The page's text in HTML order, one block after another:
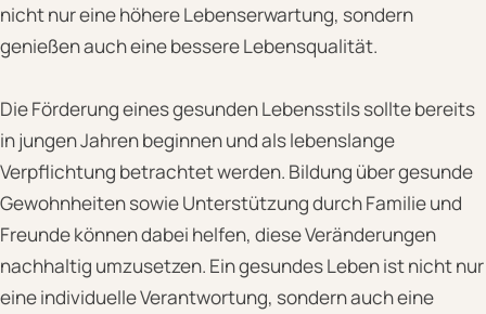
nicht nur eine höhere Lebenserwartung, sondern
genießen auch eine bessere Lebensqualität.
Die Förderung eines gesunden Lebensstils sollte bereits
in jungen Jahren beginnen und als lebenslange
Verpflichtung betrachtet werden. Bildung über gesunde
Gewohnheiten sowie Unterstützung durch Familie und
Freunde können dabei helfen, diese Veränderungen
nachhaltig umzusetzen. Ein gesundes Leben ist nicht nur
eine individuelle Verantwortung, sondern auch eine